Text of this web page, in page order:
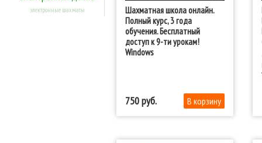
электронные шахматы
Шахматная школа онлайн.
Полный курс, 3 года
обучения. Бесплатный
доступ к 9-ти урокам!
Windows
750